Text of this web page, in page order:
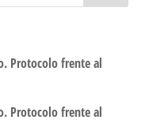
Protocolo frente al
Protocolo frente al